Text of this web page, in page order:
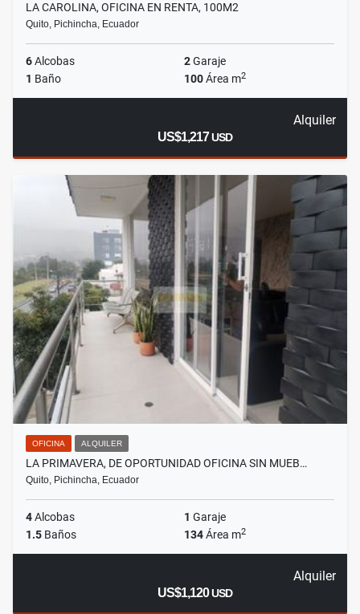
LA CAROLINA, OFICINA EN RENTA, 100M2
Quito, Pichincha, Ecuador
6Alcobas 2Garaje
1 Baño 100Área m2
Alquiler
US$1,217USD
OFICINA ALQUILER
LA PRIMAVERA, DE OPORTUNIDAD OFICINA SIN MUEB…
Quito, Pichincha, Ecuador
4Alcobas 1 Garaje
1.5 Baños 134Área m2
Alquiler
US$1,120USD